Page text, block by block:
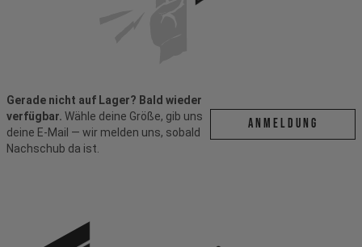
Gerade nicht auf Lager? Bald wieder
verfügbar. Wähle deine Größe, gib uns
deine E-Mail — wir melden uns, sobald
Nachschub da ist.
ANMELDUNG